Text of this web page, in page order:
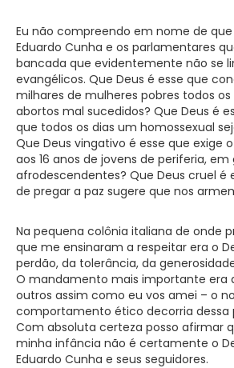
Eu não compreendo em nome de
Eduardo Cunha e os parlamentares
bancada que evidentemente não se
evangélicos. Que Deus é esse que
milhares de mulheres pobres todos
abortos mal sucedidos? Que Deus é
que todos os dias um homossexual
Que Deus vingativo é esse que exige
aos 16 anos de jovens de periferia, em
afrodescendentes? Que Deus cruel é
de pregar a paz sugere que nos
Na pequena colônia italiana de onde
que me ensinaram a respeitar era o
perdão, da tolerância, da
O mandamento mais importante era
outros assim como eu vos amei – o
comportamento ético decorria dessa
Com absoluta certeza posso afirmar
minha infância não é certamente o
Eduardo Cunha e seus seguidores.